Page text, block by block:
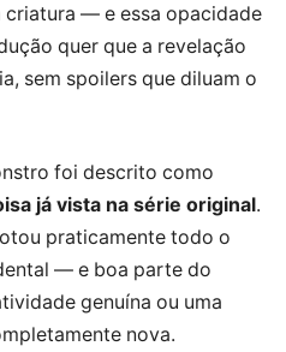
criatura — e essa opacidade
quer que a revelação
sem spoilers que diluam o
foi descrito como
já vista na série original.
praticamente todo o
— e boa parte do
genuína ou uma
nova.